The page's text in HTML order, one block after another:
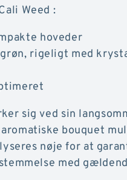
Weed :
hoveder
rigeligt med
sig ved sin
bouquet
nøje for at
med